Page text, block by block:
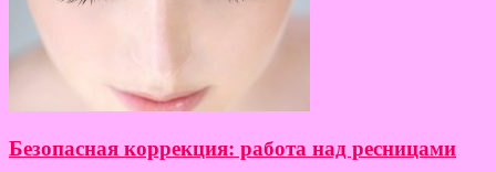
Безопасная коррекция: работа над ресницами